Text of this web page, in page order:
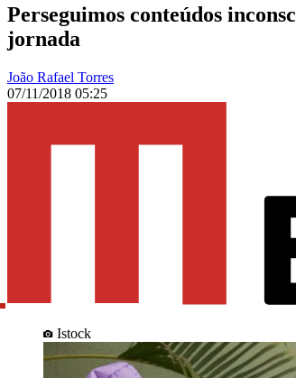
Perseguimos conteúdos
jornada
João Rafael Torres
07/11/2018 05:25
Istock